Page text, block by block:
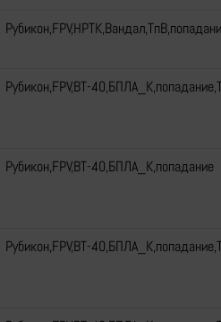
Рубикон,FPV,ВТ-
Рубикон,FPV,ВТ-40,БПЛА_К,попадание
Рубикон,FPV,ВТ-